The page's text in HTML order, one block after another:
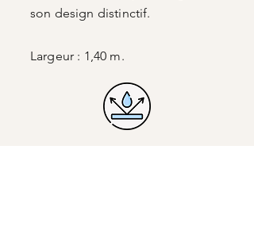
son design distinctif.
Largeur : 1,40 m.